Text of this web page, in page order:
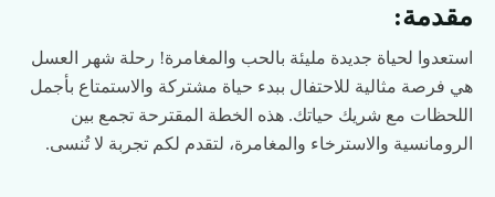
مقدمة:
استعدوا لحياة جديدة مليئة بالحب والمغامرة! رحلة شهر العسل
هي فرصة مثالية للاحتفال ببدء حياة مشتركة والاستمتاع بأجمل
اللحظات مع شريك حياتك. هذه الخطة المقترحة تجمع بين
الرومانسية والاسترخاء والمغامرة، لتقدم لكم تجربة لا تُنسى.